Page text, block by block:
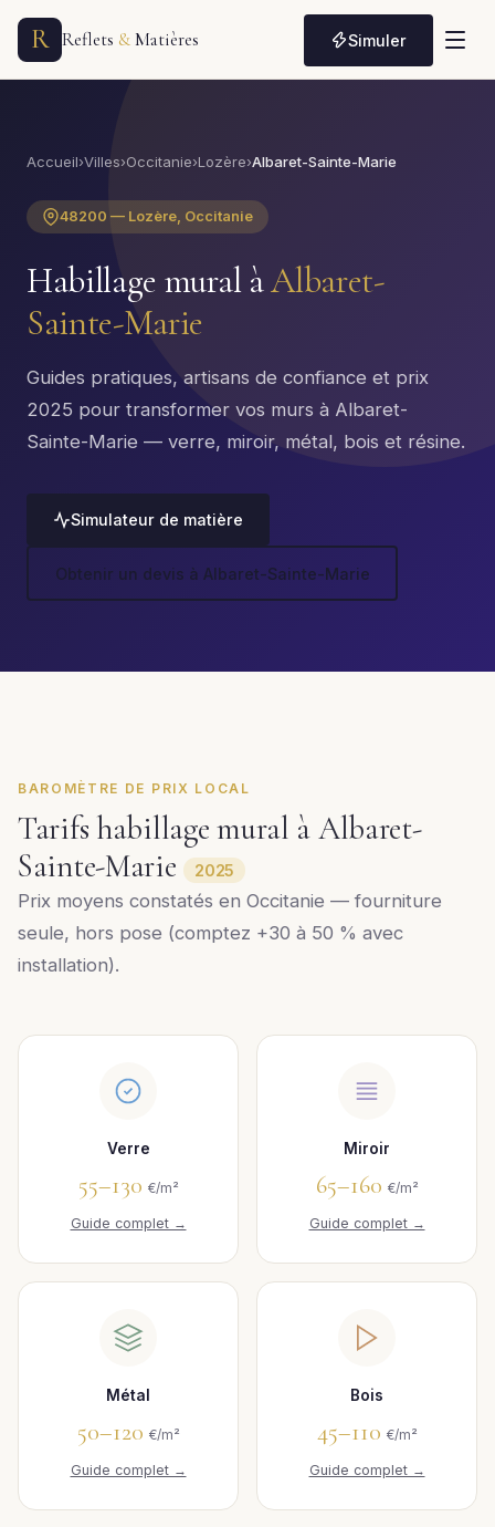
R Reflets &Matières Simuler
Accueil›Villes›Occitanie›Lozère›Albaret-Sainte-Marie
48200 — Lozère, Occitanie
Habillage mural àAlbaret-
Sainte-Marie
Guides pratiques, artisans de confiance et prix
2025 pour transformer vos murs à Albaret-
Sainte-Marie — verre, miroir, métal, bois et résine.
Simulateur de matière
Obtenir un devis à Albaret-Sainte-Marie
BAROMÈTRE DE PRIX LOCAL
Tarifs habillage mural à Albaret-
Sainte-Marie
2025
Prix moyens constatés en Occitanie — fourniture
seule, hors pose (comptez +30 à 50 % avec
installation).
Verre
55–130 €/m²
Guide complet →
Miroir
65–160 €/m²
Guide complet →
Métal
50–120 €/m²
Guide complet →
Bois
45–110 €/m²
Guide complet →